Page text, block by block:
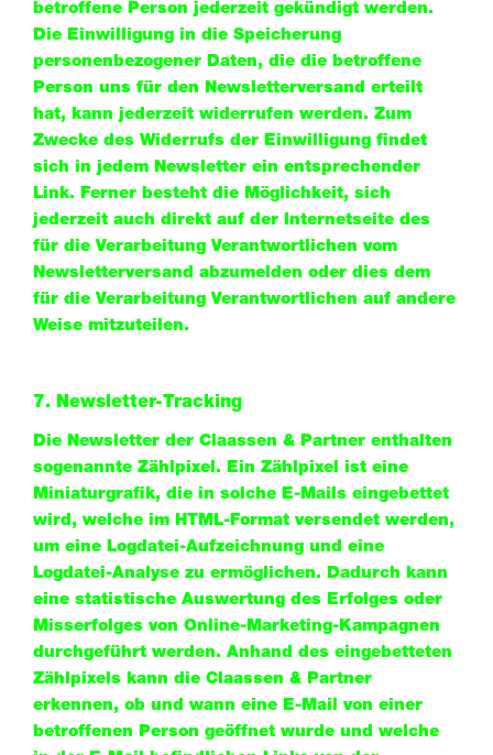
betroffene Person jederzeit gekündigt werden.
Die Einwilligung in die Speicherung
personenbezogener Daten, die die betroffene
Person uns für den Newsletterversand erteilt
hat, kann jederzeit widerrufen werden. Zum
Zwecke des Widerrufs der Einwilligung findet
sich in jedem Newsletter ein entsprechender
Link. Ferner besteht die Möglichkeit, sich
jederzeit auch direkt auf der Internetseite des
für die Verarbeitung Verantwortlichen vom
Newsletterversand abzumelden oder dies dem
für die Verarbeitung Verantwortlichen auf andere
Weise mitzuteilen.
7. Newsletter-Tracking
Die Newsletter der Claassen & Partner enthalten
sogenannte Zählpixel. Ein Zählpixel ist eine
Miniaturgrafik, die in solche E-Mails eingebettet
wird, welche im HTML-Format versendet werden,
um eine Logdatei-Aufzeichnung und eine
Logdatei-Analyse zu ermöglichen. Dadurch kann
eine statistische Auswertung des Erfolges oder
Misserfolges von Online-Marketing-Kampagnen
durchgeführt werden. Anhand des eingebetteten
Zählpixels kann die Claassen & Partner
erkennen, ob und wann eine E-Mail von einer
betroffenen Person geöffnet wurde und welche